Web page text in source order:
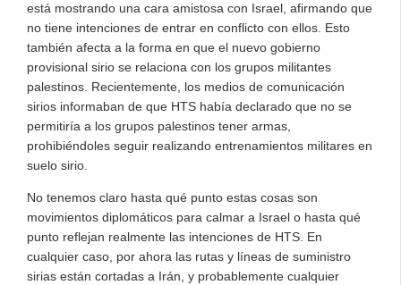
está mostrando una cara amistosa con Israel, afirmando que
no tiene intenciones de entrar en conflicto con ellos. Esto
también afecta a la forma en que el nuevo gobierno
provisional sirio se relaciona con los grupos militantes
palestinos. Recientemente, los medios de comunicación
sirios informaban de que HTS había declarado que no se
permitiría a los grupos palestinos tener armas,
prohibiéndoles seguir realizando entrenamientos militares en
suelo sirio.
No tenemos claro hasta qué punto estas cosas son
movimientos diplomáticos para calmar a Israel o hasta qué
punto reflejan realmente las intenciones de HTS. En
cualquier caso, por ahora las rutas y líneas de suministro
sirias están cortadas a Irán, y probablemente cualquier